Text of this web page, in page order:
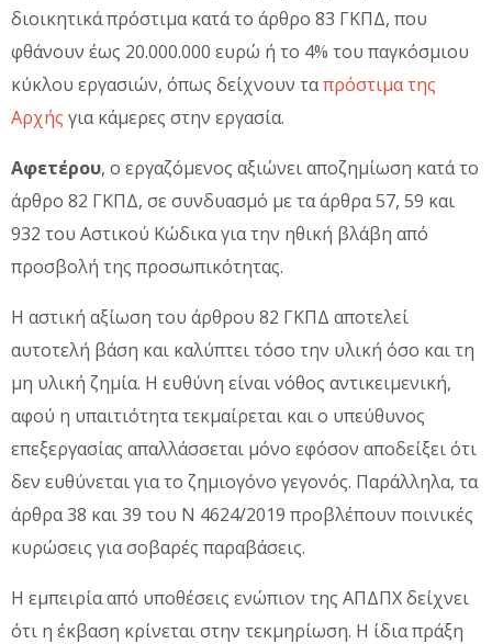
διοικητικά πρόστιμα κατά το άρθρο 83 ΓΚΠΔ, που
φθάνουν έως 20.000.000 ευρώ ή το 4% του παγκόσμιου
κύκλου εργασιών, όπως δείχνουν ταπρόστιμα της
Αρχής για κάμερες στην εργασία.
Αφετέρου, ο εργαζόμενος αξιώνει αποζημίωση κατά το
άρθρο 82 ΓΚΠΔ, σε συνδυασμό με τα άρθρα 57, 59 και
932 του Αστικού Κώδικα για την ηθική βλάβη από
προσβολή της προσωπικότητας.
Η αστική αξίωση του άρθρου 82 ΓΚΠΔ αποτελεί
αυτοτελή βάση και καλύπτει τόσο την υλική όσο και τη
μη υλική ζημία. Η ευθύνη είναι νόθος αντικειμενική,
αφού η υπαιτιότητα τεκμαίρεται και ο υπεύθυνος
επεξεργασίας απαλλάσσεται μόνο εφόσον αποδείξει ότι
δεν ευθύνεται για το ζημιογόνο γεγονός. Παράλληλα, τα
άρθρα 38 και 39 του Ν 4624/2019 προβλέπουν ποινικές
κυρώσεις για σοβαρές παραβάσεις.
Η εμπειρία από υποθέσεις ενώπιον της ΑΠΔΠΧ δείχνει
ότι η έκβαση κρίνεται στην τεκμηρίωση. Η ίδια πράξη